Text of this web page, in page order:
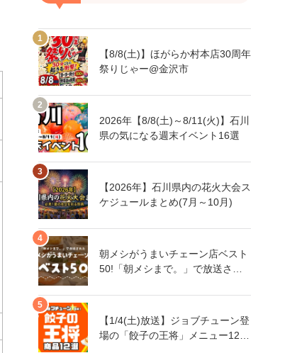
【8/8(土)】ほがらか村本店30周年
祭りじゃー@金沢市
2026年【8/8(土)～8/11(火)】石川
県の気になる週末イベント16選
【2026年】石川県内の花火大会ス
ケジュールまとめ(7月～10月)
朝メシがうまいチェーン店ベスト
50!「朝メシまで。」で放送され
県にもあるあの店舗!
【1/4(土)放送】ジョブチューン登
場の「餃子の王将」メニュー12品